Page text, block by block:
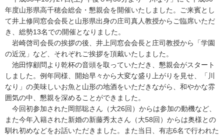
年度山形県高千穂会総会・懇親会を開催いたしました。ご来賓とし
て井上修同窓会会長と山形県出身の庄司真人教授からご臨席いただ
き、総勢13名での開催となりました。
岩崎啓司会長の挨拶の後、井上同窓会会長と庄司教授から「学園
の近況」など、それぞれご挨拶を頂戴いたしました。
池田惇顧問より乾杯の音頭を取っていただき、懇親会がスタート
しました。例年同様、開始早々から大変な盛り上がりを見せ、「川
なり」の美味しいお魚と山形の地酒をいただきながら、和やかな雰
囲気の中、懇親を深めることができました。
今回初参加された岡部聡さん（大26回）からは参加の動機など、
また今年入籍された新婚の新藤秀太さん（大58回）からは奥様との
馴れ初めなどをお話いただきました。また当日、有志6名で行われた